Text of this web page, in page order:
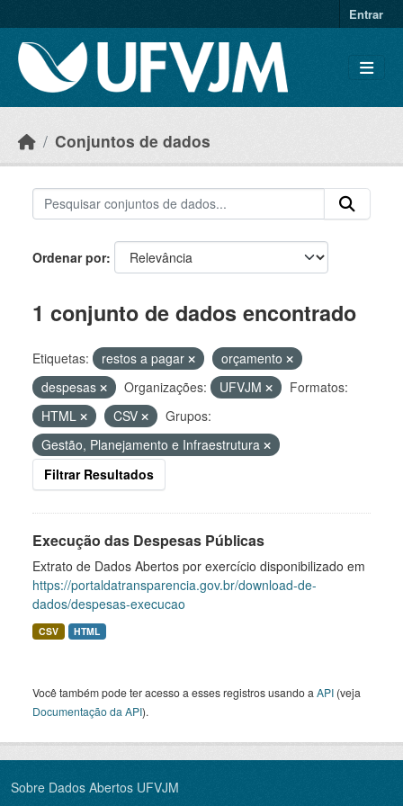
Entrar
Conjuntos de dados
Ordenar por
1 conjunto de dados encontrado
Etiquetas: restos a pagar
orçamento
despesas
Organizações: UFVJM
Formatos:
HTML
CSV
Grupos:
Gestão, Planejamento e Infraestrutura
Filtrar Resultados
Execução das Despesas Públicas
Extrato de Dados Abertos por exercício disponibilizado em
https://portaldatransparencia.gov.br/download-de-
dados/despesas-execucao
CSV HTML
Você também pode ter acesso a esses registros usando a API (veja
Documentação da API).
Sobre Dados Abertos UFVJM